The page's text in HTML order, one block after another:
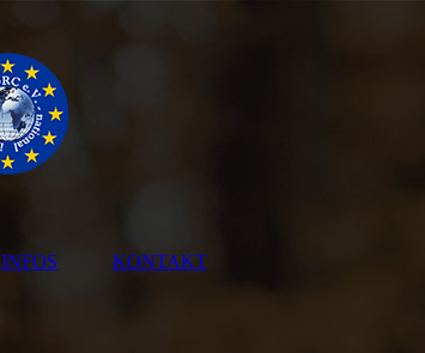
INFOS KONTAKT